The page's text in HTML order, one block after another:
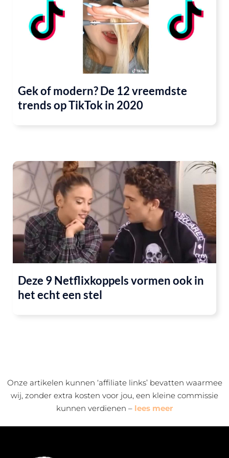
Gek of modern? De 12 vreemdste
trends op TikTok in 2020
Deze 9 Netflixkoppels vormen ook in
het echt een stel
Onze artikelen kunnen ‘affiliate links’ bevatten waarmee
wij, zonder extra kosten voor jou, een kleine commissie
kunnen verdienen – lees meer